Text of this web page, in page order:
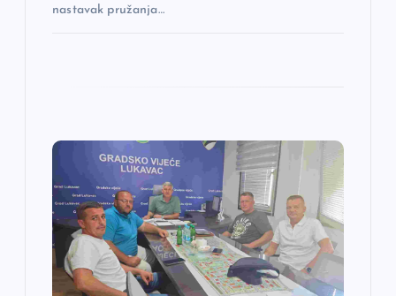
nastavak pružanja…